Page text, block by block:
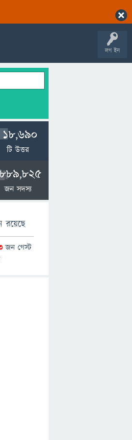
লগ ইন
18,690
টি উত্তর
জন সদস্য
জন গেস্ট